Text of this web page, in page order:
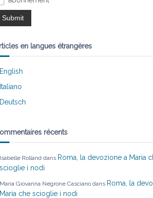
en langues étrangères
English
Italiano
Deutsch
récents
Isabelle Rolland dans Roma, la devozione a Maria
scioglie i nodi
Maria Giovanna Negrone Casciano dans Roma, la
Maria che scioglie i nodi